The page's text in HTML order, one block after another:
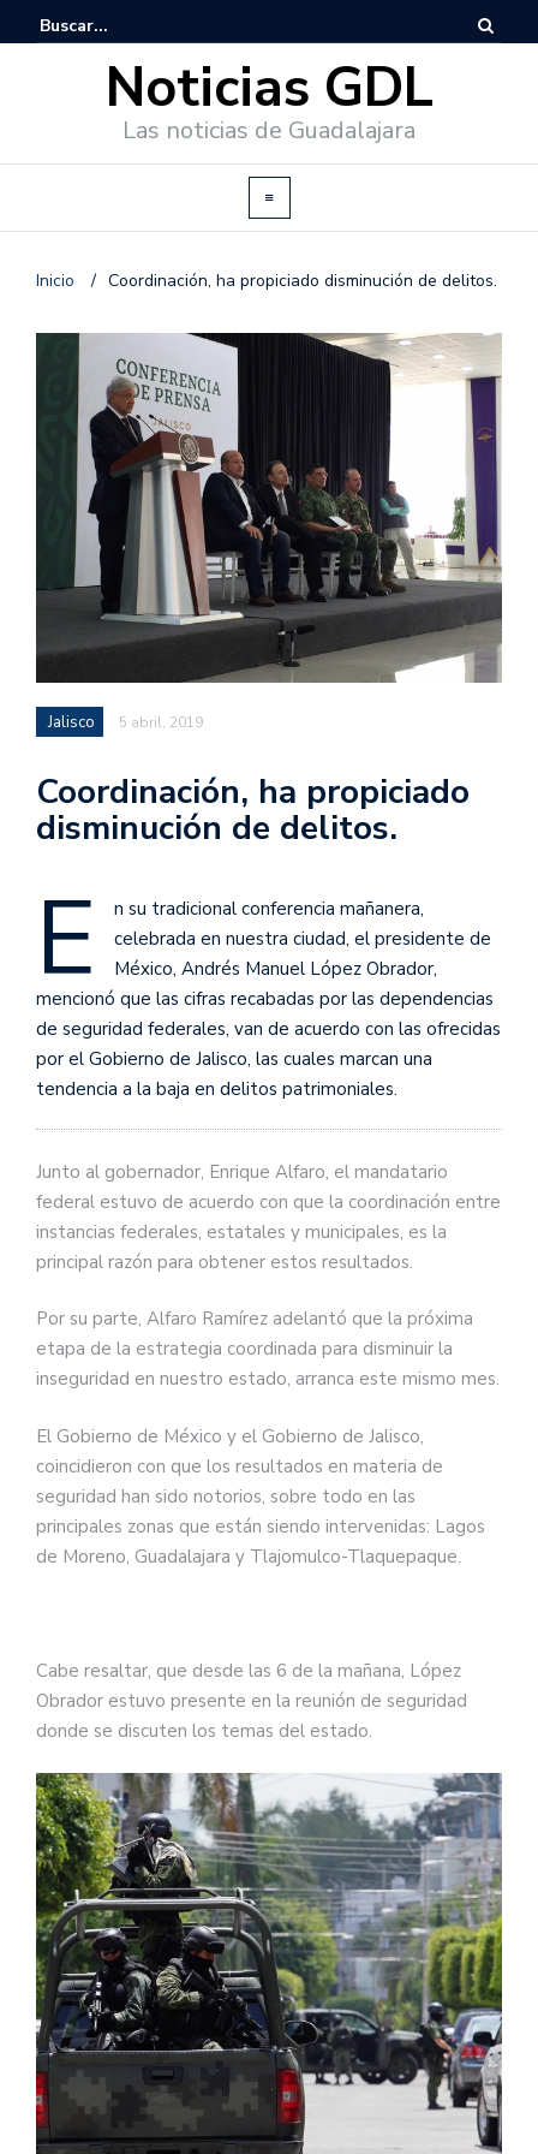
Noticias GDL
Las noticias de Guadalajara
Inicio / Coordinación, ha propiciado disminución de delitos.
Jalisco 5 abril, 2019
Coordinación, ha propiciado
disminución de delitos.
E
n su tradicional conferencia mañanera,
celebrada en nuestra ciudad, el presidente de
México, Andrés Manuel López Obrador,
mencionó que las cifras recabadas por las dependencias
de seguridad federales, van de acuerdo con las ofrecidas
por el Gobierno de Jalisco, las cuales marcan una
tendencia a la baja en delitos patrimoniales.
Junto al gobernador, Enrique Alfaro, el mandatario
federal estuvo de acuerdo con que la coordinación entre
instancias federales, estatales y municipales, es la
principal razón para obtener estos resultados.
Por su parte, Alfaro Ramírez adelantó que la próxima
etapa de la estrategia coordinada para disminuir la
inseguridad en nuestro estado, arranca este mismo mes.
El Gobierno de México y el Gobierno de Jalisco,
coincidieron con que los resultados en materia de
seguridad han sido notorios, sobre todo en las
principales zonas que están siendo intervenidas: Lagos
de Moreno, Guadalajara y Tlajomulco-Tlaquepaque.
Cabe resaltar, que desde las 6 de la mañana, López
Obrador estuvo presente en la reunión de seguridad
donde se discuten los temas del estado.